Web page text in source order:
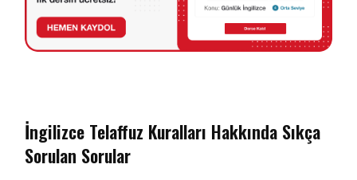
İngilizce Telaffuz Kuralları Hakkında Sıkça
Sorulan Sorular